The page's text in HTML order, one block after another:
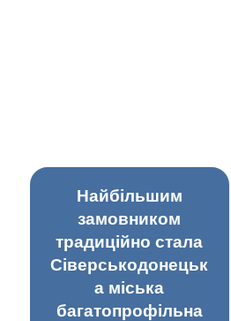
Найбільшим
замовником
традиційно стала
Сіверськодонецьк
а міська
багатопрофільна